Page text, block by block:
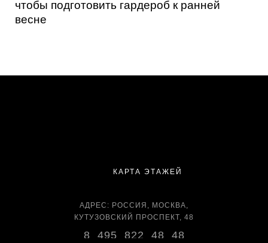
чтобы подготовить гардероб к ранней
весне
КАРТА ЭТАЖЕЙ
АДРЕС: РОССИЯ, МОСКВА,
КУТУЗОВСКИЙ ПРОСПЕКТ, 48
8 495 822 48 48